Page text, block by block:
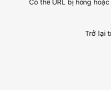
Có thể URL bị hỏng
Trở lại